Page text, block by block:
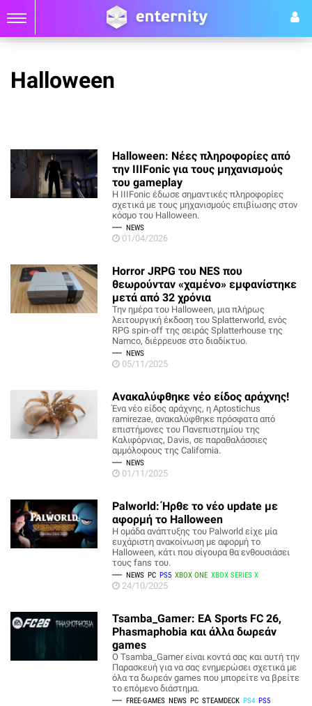
Halloween
Halloween: Νέες πληροφορίες από
την IIIFonic για τους μηχανισμούς
του gameplay
Η IIIFonic έδωσε σημαντικές πληροφορίες
σχετικά με τους μηχανισμούς επιβίωσης στον
κόσμο του Halloween.
NEWS
01/04/2026
Horror JRPG του NES που
θεωρούνταν «χαμένο» εμφανίστηκε
μετά από 32 χρόνια
Την ημέρα του Halloween, μια πλήρως
λειτουργική έκδοση του Splatterworld, ενός
RPG spin-off της σειράς Splatterhouse της
Namco, διέρρευσε στο διαδίκτυο.
NEWS
05/11/2025
Ανακαλύφθηκε νέο είδος αράχνης!
Ένα νέο είδος αράχνης, η Aptostichus
ramirezae, ανακαλύφθηκε πρόσφατα από
επιστήμονες του Πανεπιστημίου της
Καλιφόρνιας, Davis, σε παραθαλάσσιες
αμμόλοφους της California.
NEWS
01/11/2025
Palworld: Ήρθε το νέο update με
αφορμή το Halloween
Η ομάδα ανάπτυξης του Palworld είχε μία
ευχάριστη ανακοίνωση με αφορμή το
Halloween, κάτι που σίγουρα θα ενθουσιάσει
τους fans του.
NEWS PC PS5 XBOX ONE XBOX SERIES X
24/10/2025
Tsamba_Gamer: EA Sports FC 26,
Phasmaphobia και άλλα δωρεάν
games
O Tsamba_Gamer είναι κοντά σας και αυτή την
Παρασκευή για να σας ενημερώσει σχετικά με
όλα τα δωρεάν games που μπορείτε να βρείτε
το επόμενο διάστημα.
FREE-GAMES NEWS PC STEAMDECK PS4 PS5